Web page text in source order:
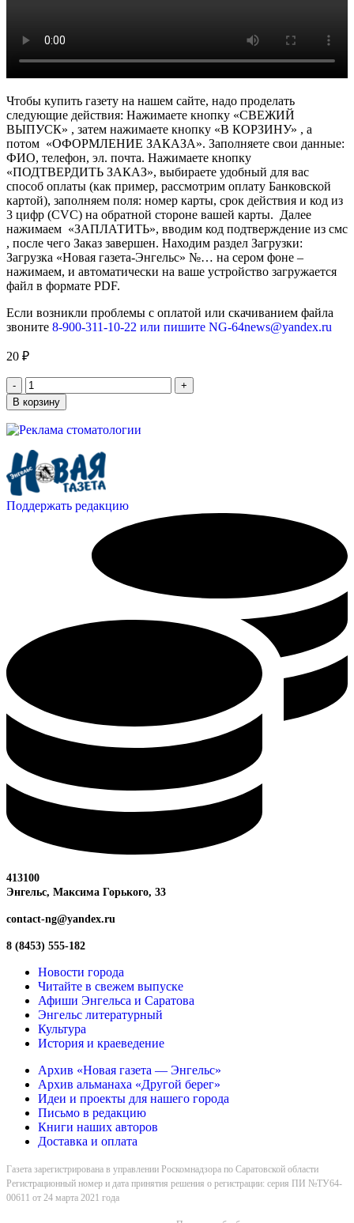
Чтобы купить газету на нашем сайте, надо проделать
следующие действия: Нажимаете кнопку «СВЕЖИЙ
ВЫПУСК» , затем нажимаете кнопку «В КОРЗИНУ» , а
потом «ОФОРМЛЕНИЕ ЗАКАЗА». Заполняете свои данные:
ФИО, телефон, эл. почта. Нажимаете кнопку
«ПОДТВЕРДИТЬ ЗАКАЗ», выбираете удобный для вас
способ оплаты (как пример, рассмотрим оплату Банковской
картой), заполняем поля: номер карты, срок действия и код из
3 цифр (CVC) на обратной стороне вашей карты. Далее
нажимаем «ЗАПЛАТИТЬ», вводим код подтверждение из смс
, после чего Заказ завершен. Находим раздел Загрузки:
Загрузка «Новая газета-Энгельс» №… на сером фоне –
нажимаем, и автоматически на ваше устройство загружается
файл в формате PDF.
Если возникли проблемы с оплатой или скачиванием файла
звоните 8-900-311-10-22 или пишите NG-64news@yandex.ru
20 ₽
В корзину
Поддержать редакцию
413100
Энгельс, Максима Горького, 33
contact-ng@yandex.ru
8 (8453) 555-182
Новости города
Читайте в свежем выпуске
Афиши Энгельса и Саратова
Энгельс литературный
Культура
История и краеведение
Архив «Новая газета — Энгельс»
Архив альманаха «Другой берег»
Идеи и проекты для нашего города
Письмо в редакцию
Книги наших авторов
Доставка и оплата
Газета зарегистрирована в управлении Роскомнадзора по Саратовской области
Регистрационный номер и дата принятия решения о регистрации: серия ПИ №ТУ64-
00611 от 24 марта 2021 года